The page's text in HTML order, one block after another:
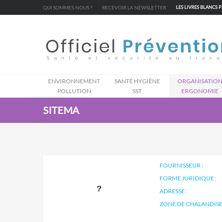
QUI SOMMES-NOUS ? RECEVOIR LA NEWSLETTER LES LIVRES BLANCS
ENVIRONNEMENT
POLLUTION
SANTÉ HYGIÈNE
SST
ORGANISATION
ERGONOMIE
SITEMA
FOURNISSEUR :
FORME JURIDIQUE :
ADRESSE :
ZONE DE
Cookies management panel